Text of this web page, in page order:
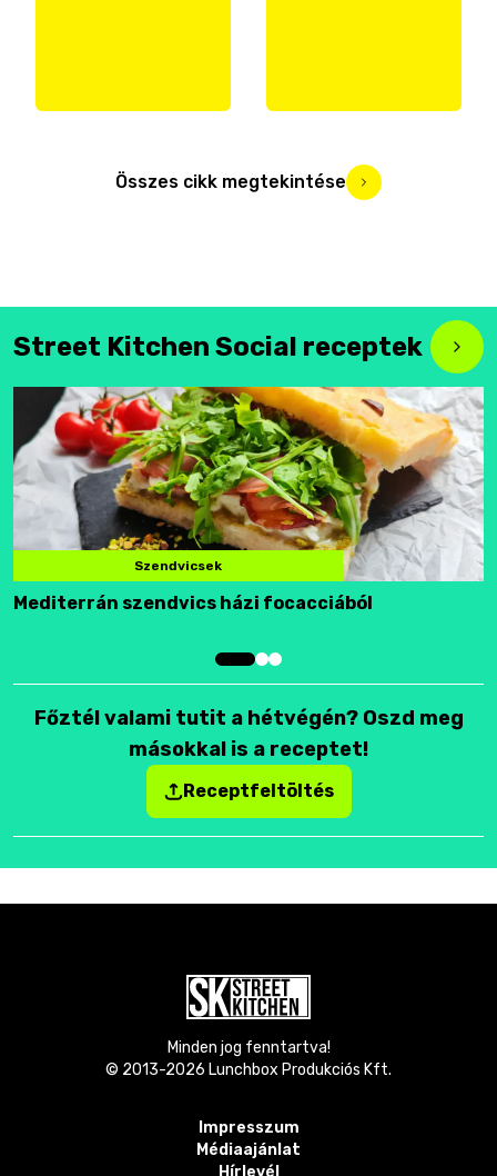
Összes cikk megtekintése
Street Kitchen Social receptek
Szendvicsek
Mediterrán szendvics házi focacciából
Főztél valami tutit a hétvégén? Oszd meg
másokkal is a receptet!
Receptfeltöltés
Minden jog fenntartva!
© 2013-2026 Lunchbox Produkciós Kft.
Impresszum
Médiaajánlat